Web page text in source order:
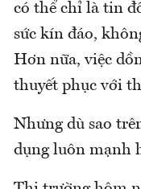
có thể chỉ là tin
sức kín đáo,
Hơn nữa, việc
thuyết phục với
Nhưng dù sao
dụng luôn mạnh